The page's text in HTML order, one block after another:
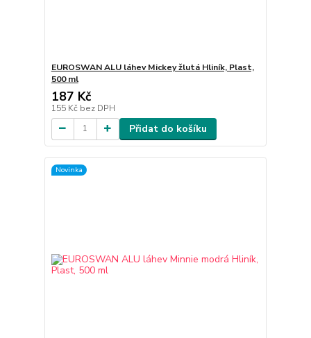
EUROSWAN ALU láhev Mickey žlutá Hliník, Plast,
500 ml
187 Kč
155 Kč bez DPH
Přidat do košíku
Novinka